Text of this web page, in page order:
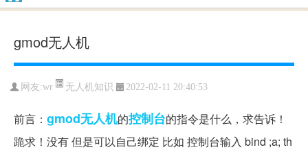
gmod无人机
网友:wr 无人机知识 2022-02-11 20:40:53
前言： gmod无人机的控制台的指令是什么，求告诉！
跪求！没有 但是可以自己绑定 比如 控制台输入 bind ;a; th